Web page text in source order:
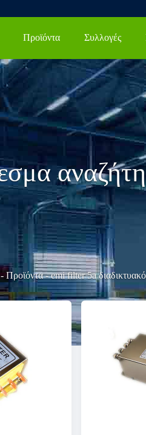
Προϊόντα Συλλογές
- Προϊόντα-emi filter 5a